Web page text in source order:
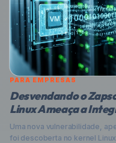
PARA EMPRESAS
Desvendando o
Linux Ameaça a
Uma nova vulnerabilidade,
foi descoberta no kernel